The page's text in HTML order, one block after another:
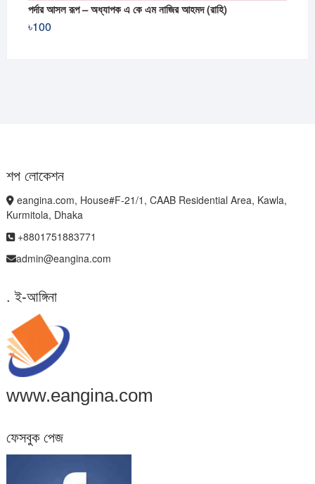
পর্দার আসল রূপ – অধ্যাপক এ কে এম নাজির আহমদ (রাহি)
৳100
শপ লোকেশন
eangina.com, House#F-21/1, CAAB Residential Area, Kawla,
Kurmitola, Dhaka
+8801751883771
admin@eangina.com
. ই-আঙ্গিনা
www.eangina.com
ফেসবুক পেজ